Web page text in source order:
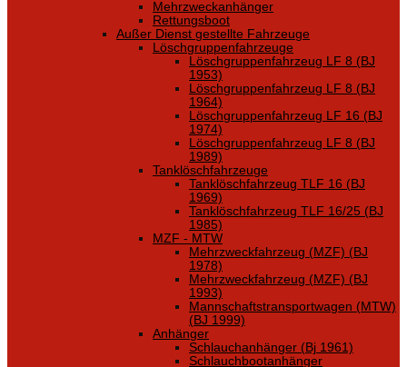
Mehrzweckanhänger
Rettungsboot
Außer Dienst gestellte Fahrzeuge
Löschgruppenfahrzeuge
Löschgruppenfahrzeug LF 8 (BJ
1953)
Löschgruppenfahrzeug LF 8 (BJ
1964)
Löschgruppenfahrzeug LF 16 (BJ
1974)
Löschgruppenfahrzeug LF 8 (BJ
1989)
Tanklöschfahrzeuge
Tanklöschfahrzeug TLF 16 (BJ
1969)
Tanklöschfahrzeug TLF 16/25 (BJ
1985)
MZF - MTW
Mehrzweckfahrzeug (MZF) (BJ
1978)
Mehrzweckfahrzeug (MZF) (BJ
1993)
Mannschaftstransportwagen (MTW)
(BJ 1999)
Anhänger
Schlauchanhänger (Bj 1961)
Schlauchbootanhänger